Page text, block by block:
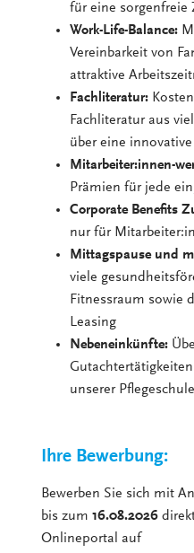
für eine sorgenfreie
Work-Life-Balance:
Vereinbarkeit von
attraktive
Fachliteratur:
Fachliteratur aus
über eine
Mitarbeiter:innen-
Prämien für jede
Corporate Benefits
nur für
Mittagspause und
viele
Fitnessraum sowie
Leasing
Nebeneinkünfte:
unserer Pflegeschule
Ihre Bewerbung:
Bewerben Sie sich mit
bis zum 16.08.2026
Onlineportal auf